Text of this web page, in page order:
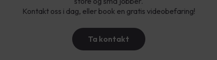
Kontakt oss i dag, eller book en gratis videobefaring!
Ta kontakt